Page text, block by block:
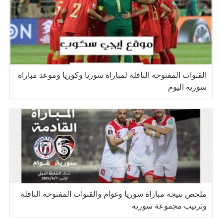
القنوات المفتوحة الناقلة لمباراة سوريا وكوريا وموعد مباراة
سوريه اليوم
ملخص نتيجة مباراة سوريا وغوام والقنوات المفتوحة الناقلة
وترتيب مجموعة سوريه